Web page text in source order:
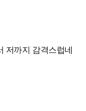
저까지 감격스럽네